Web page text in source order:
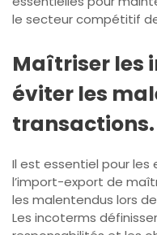
le secteur compétitif
Maîtriser les
éviter les
transactions.
Il est essentiel pour
l’import-export de
les malentendus lors
Les incoterms